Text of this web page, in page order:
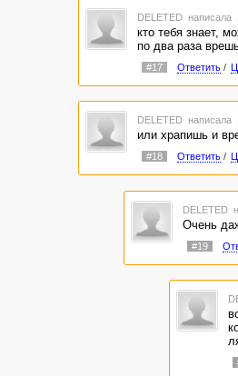
DELETED написала
кто тебя знает,
по два раза
#17 Ответить/
DELETED написала
или храпишь и
#18 Ответить/
DELETED
Очень
#19